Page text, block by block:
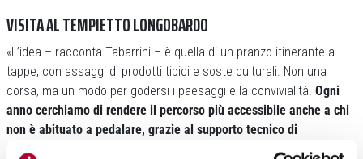
VISITA AL TEMPIETTO LONGOBARDO
«L’idea – racconta Tabarrini – è quella di un pranzo itinerante a
tappe, con assaggi di prodotti tipici e soste culturali. Non una
corsa, ma un modo per godersi i paesaggi e la convivialità. Ogni
anno cerchiamo di rendere il percorso più accessibile anche a chi
non è abituato a pedalare, grazie al supporto tecnico di
YouMobility
, che fornisce bici a noleggio, soprattutto e-bike,per